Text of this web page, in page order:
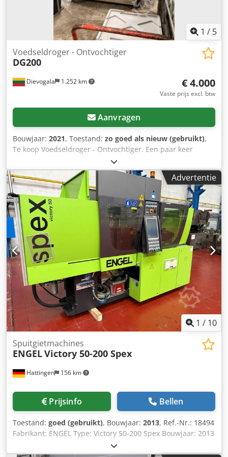
meer. We demonstreren de robot ook graag. Verpakking en
laden inbegrepen. Crsdpfx Abstk N E Tj Tsf
1 / 5
Dievogala 1.252 km
Voedseldroger - Ontvochtiger
DG200
€ 4.000
Vaste prijs excl. btw
Aanvragen
Bouwjaar: 2021, Toestand: zo goed als nieuw (gebruikt),
Te koop Voedseldroger - Ontvochtiger. Een paar keer
gebruikt. Max. binnentemperatuur: 60 graden Celsius.
Debiet: 4500 m3/h Schelp voor producten: 25 psc.
Benodigd vermogen: 220V 50Hz Meer parameters in foto's.
Crodpfjibwb Tex Ab Tef Als u hier vragen over heeft, aarzel
dan niet om contact met ons op te nemen.
Advertentie
1 / 10
Hattingen 156 km
Spuitgietmachines
ENGELVictory 50-200 Spex
Prijsinfo Bellen
Toestand: goed (gebruikt), Bouwjaar: 2013, Ref.-Nr.: 18494
Fabrikant: ENGEL Type: Victory 50-200 Spex Bouwjaar: 2013
Sluiteenheid Sluitkracht: 50 ton Openingsslag: 400 mm
Inbouwhoogte min.: 200 mm Max. openstand: 600 mm